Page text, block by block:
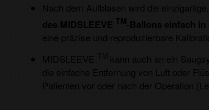
Nach dem Aufblasen wird die einzigartige,
des MIDSLEEVE TM-Ballons einfach
eine präzise und reproduzierbare
MIDSLEEVE TM kann auch an ein
die einfache Entfernung von Luft oder
Patienten vor oder nach der Operation